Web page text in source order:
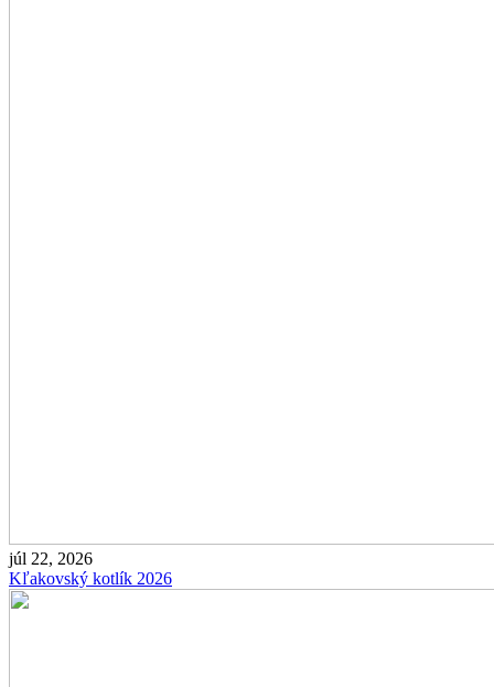
júl 22, 2026
Kľakovský kotlík 2026